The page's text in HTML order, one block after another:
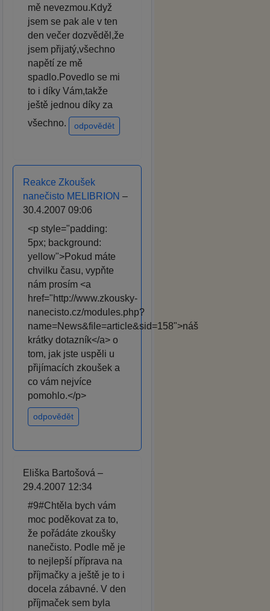
mě nevezmou.Když
jsem se pak ale v ten
den večer dozvěděl,že
jsem přijatý,všechno
napětí ze mě
spadlo.Povedlo se mi
to i díky Vám,takže
ještě jednou díky za
všechno.
odpovědět
Reakce Zkoušek
nanečisto MELIBRION –
30.4.2007 09:06
<p style="padding:
5px; background:
yellow">Pokud máte
chvilku času, vypňte
nám prosím <a
href="http://www.zkousky-
nanecisto.cz/modules.php?
name=News&file=article&sid=158">náš
krátky dotazník</a> o
tom, jak jste uspěli u
přijímacích zkoušek a
co vám nejvíce
pomohlo.</p>
odpovědět
Eliška Bartošová –
29.4.2007 12:34
#9#Chtěla bych vám
moc poděkovat za to,
že pořádáte zkoušky
nanečisto. Podle mě je
to nejlepší příprava na
příjmačky a ještě je to i
docela zábavné. V den
příjmaček sem byla